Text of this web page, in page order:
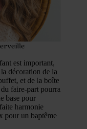
est important,
décoration de la
et de la boîte
faire-part pourra
base pour
harmonie
pour un baptême